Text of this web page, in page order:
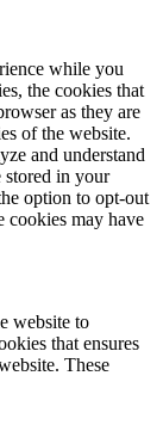
while you
the cookies that
as they are
of the website.
and understand
stored in your
option to opt-out
cookies may have
website to
that ensures
These